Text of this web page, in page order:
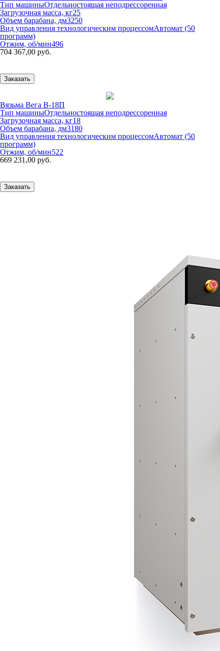
Тип машиныОтдельностоящая неподрессоренная
Загрузочная масса, кг25
Объем барабана, дм3250
Вид управления технологическим процессомАвтомат (50
программ)
Отжим, об/мин496
704 367,00 руб.
Заказать
Вязьма Вега В-18П
Тип машиныОтдельностоящая неподрессоренная
Загрузочная масса, кг18
Объем барабана, дм3180
Вид управления технологическим процессомАвтомат (50
программ)
Отжим, об/мин522
669 231,00 руб.
Заказать